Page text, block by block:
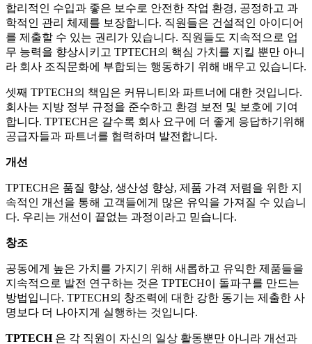
합리적인 수입과 좋은 보수로 안전한 작업 환경, 공정하고 과
학적인 관리 체제를 보장합니다. 직원들은 건설적인 아이디어
를 제출할 수 있는 권리가 있습니다. 직원들도 지속적으로 업
무 능력을 향상시키고 TPTECH의 핵심 가치를 지킬 뿐만 아니
라 회사 조직문화에 부합되는 행동하기 위해 배우고 있습니다.
셋째 TPTECH의 책임은 커뮤니티와 파트너에 대한 것입니다.
회사는 지방 정부 규정을 준수하고 환경 보전 및 보호에 기여
합니다. TPTECH은 갈수록 회사 요구에 더 좋게 응답하기위해
공급자들과 파트너를 협력하며 발전합니다.
개선
TPTECH은 품질 향상, 생산성 향상, 제품 가격 저렴을 위한 지
속적인 개선을 통해 고객들에게 많은 유익을 가져질 수 있습니
다. 우리는 개선이 끝없는 과정이라고 믿습니다.
창조
공동에게 높은 가치를 가지기 위해 새롭하고 유익한 제품들을
지속적으로 발전 연구하는 것은 TPTECH이 돌파구를 만드는
방법입니다. TPTECH의 창조력에 대한 강한 동기는 제출한 사
명보다 더 나아지게 실행하는 것입니다.
TPTECH은 각 직원이 자신의 일상 활동뿐만 아니라 개선과